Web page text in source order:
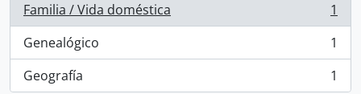
Familia / Vida doméstica
, 1 resultados
1
Genealógico
, 1 resultados
1
Geografía
, 1 resultados 1